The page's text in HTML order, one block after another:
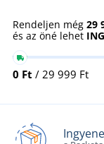
Rendeljen még 29
és az öné lehet
0 Ft / 29 999 Ft